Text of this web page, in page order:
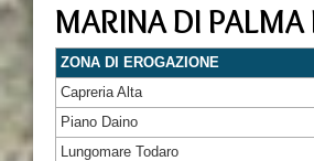
MARINA DI PALMA
ZONA DI EROGAZIONE
Capreria Alta
Piano Daino
Lungomare Todaro